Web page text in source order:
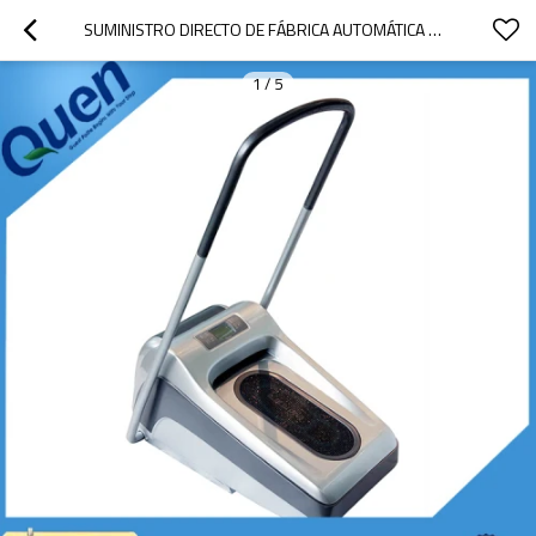
SUMINISTRO DIRECTO DE FÁBRICA AUTOMÁTICA MÁQUINA CUBIERTA DE LA ZAPATA PARA MÉDICA
1/5